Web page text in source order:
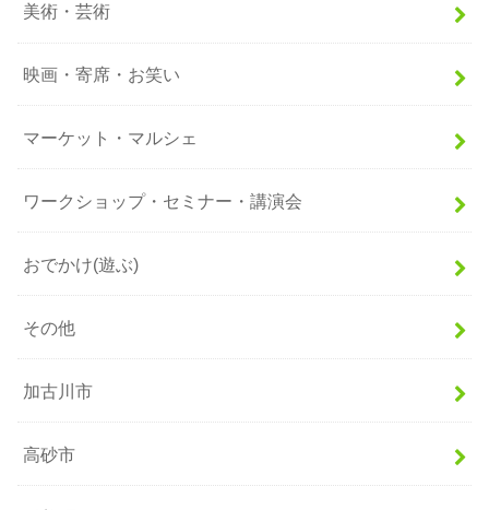
美術・芸術
映画・寄席・お笑い
マーケット・マルシェ
ワークショップ・セミナー・講演会
おでかけ(遊ぶ)
その他
加古川市
高砂市